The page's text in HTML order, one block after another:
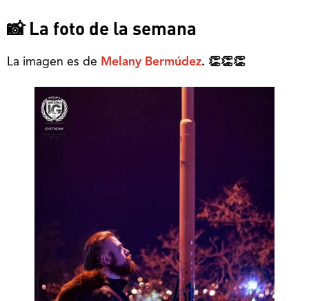
📸 La foto de la semana
La imagen es de Melany Bermúdez. 👏👏👏